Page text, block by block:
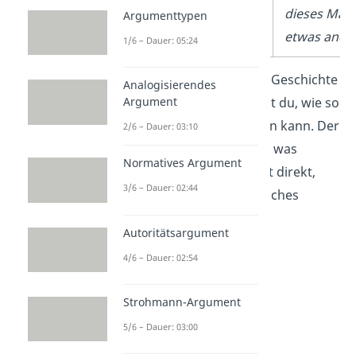
dieses Mal
etwas
In unserem spannende Geschichte
schreiben Beispiel siehst du, wie so
einerster Satz
aussehen kann. Der
Leser weiß nicht genau, was
passiert. Aber er erfährt direkt,
dass etwas Ungewöhnliches
Argumenttypen
1/6 – Dauer: 05:24
Analogisierendes
Argument
2/6 – Dauer: 03:10
Normatives Argument
3/6 – Dauer: 02:44
Autoritätsargument
4/6 – Dauer: 02:54
Strohmann-Argument
5/6 – Dauer: 03:00